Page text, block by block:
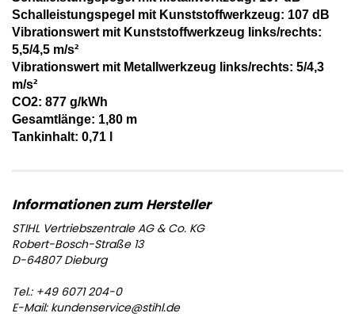
Schalleistungspegel mit Kunststoffwerkzeug: 107 dB
Vibrationswert mit Kunststoffwerkzeug links/rechts:
5,5/4,5 m/s²
Vibrationswert mit Metallwerkzeug links/rechts: 5/4,3
m/s²
CO2: 877 g/kWh
Gesamtlänge: 1,80 m
Tankinhalt: 0,71 l
STIHL Vertriebszentrale AG & Co. KG
Robert-Bosch-Straße 13
D-64807 Dieburg
Tel.: +49 6071 204-0
E-Mail: kundenservice@stihl.de